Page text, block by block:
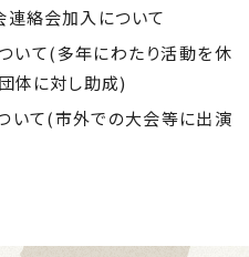
絡会加入について
いて(多年にわたり活動を休
体に対し助成)
いて(市外での大会等に出演